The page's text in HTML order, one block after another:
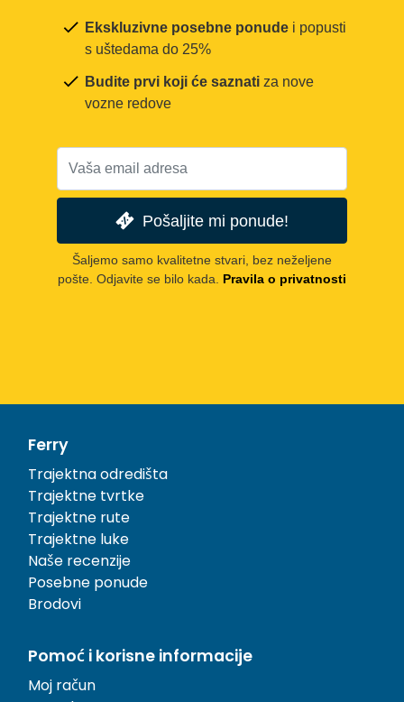
Ekskluzivne posebne ponude i popusti
s uštedama do 25%
Budite prvi koji će saznati za nove
vozne redove
Pošaljite mi ponude!
Šaljemo samo kvalitetne stvari, bez neželjene
pošte. Odjavite se bilo kada. Pravila o privatnosti
Ferry
Trajektna odredišta
Trajektne tvrtke
Trajektne rute
Trajektne luke
Naše recenzije
Posebne ponude
Brodovi
Pomoć i korisne informacije
Moj račun